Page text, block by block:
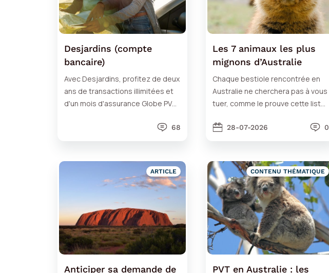
Desjardins (compte
bancaire)
Avec Desjardins, profitez de deux
ans de transactions illimitées et
d'un mois d'assurance Globe PVT
68
Les 7 animaux les plus
mignons d’Australie
Chaque bestiole rencontrée en
Australie ne cherchera pas à vous
tuer, comme le prouve cette liste
du pays…28-07-2026 0
ARTICLE
Anticiper sa demande de
CONTENU THÉMATIQUE
PVT en Australie : les